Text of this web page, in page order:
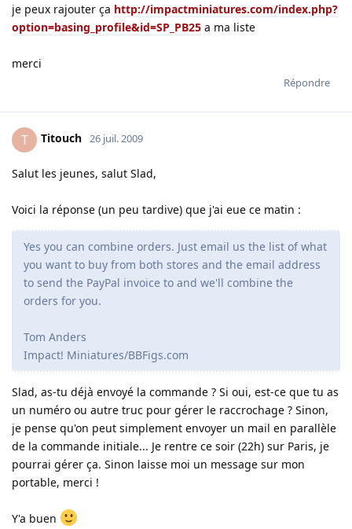
je peux rajouter ça http://impactminiatures.com/index.php?
option=basing_profile&id=SP_PB25 a ma liste
merci
Répondre
T Titouch 26 juil. 2009
Salut les jeunes, salut Slad,
Voici la réponse (un peu tardive) que j'ai eue ce matin :
Yes you can combine orders. Just email us the list of what
you want to buy from both stores and the email address
to send the PayPal invoice to and we'll combine the
orders for you.
Tom Anders
Impact! Miniatures/BBFigs.com
Slad, as-tu déjà envoyé la commande ? Si oui, est-ce que tu as
un numéro ou autre truc pour gérer le raccrochage ? Sinon,
je pense qu'on peut simplement envoyer un mail en parallèle
de la commande initiale... Je rentre ce soir (22h) sur Paris, je
pourrai gérer ça. Sinon laisse moi un message sur mon
portable, merci !
Y'a buen